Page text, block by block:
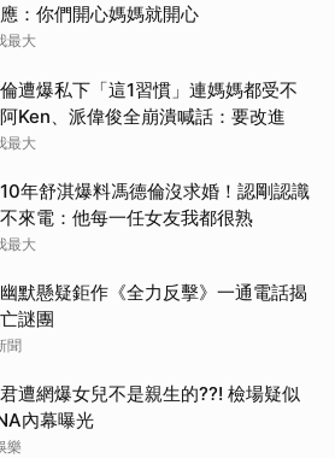
：你們開心媽媽就開心
最大
遭爆私下「這1習慣」連媽媽都受不
Ken、派偉俊全崩潰喊話：要改進
最大
年舒淇爆料馮德倫沒求婚！認剛認識
來電：他每一任女友我都很熟
最大
默懸疑鉅作《全力反擊》一通電話揭
謎團
聞
遭網爆女兒不是親生的??! 檢場疑似
內幕曝光
樂